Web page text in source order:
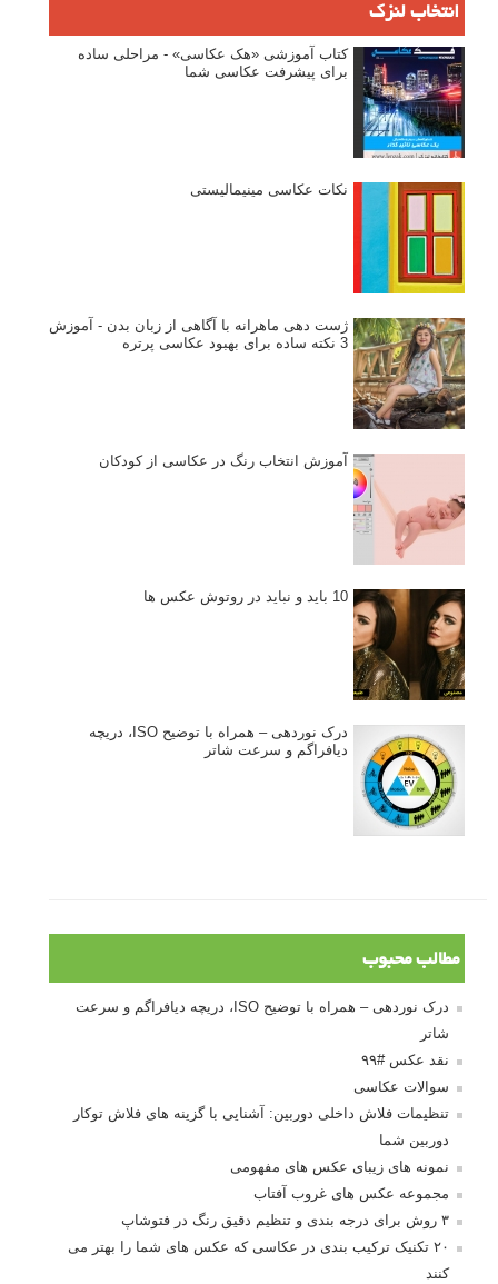
انتخاب لنزک
کتاب آموزشی «هک عکاسی» - مراحلی ساده
برای پیشرفت عکاسی شما
نکات عکاسی مینیمالیستی
ژست دهی ماهرانه با آگاهی از زبان بدن - آموزش
3 نکته ساده برای بهبود عکاسی پرتره
آموزش انتخاب رنگ در عکاسی از کودکان
10 باید و نباید در روتوش عکس ها
درک نوردهی – همراه با توضیح ISO، دریچه
دیافراگم و سرعت شاتر
مطالب محبوب
درک نوردهی – همراه با توضیح ISO، دریچه دیافراگم و سرعت
شاتر
نقد عکس #۹۹
سوالات عکاسی
تنظیمات فلاش داخلی دوربین: آشنایی با گزینه های فلاش توکار
دوربین شما
نمونه های زیبای عکس های مفهومی
مجموعه عکس های غروب آفتاب
۳ روش برای درجه بندی و تنظیم دقیق رنگ در فتوشاپ
۲۰ تکنیک ترکیب بندی در عکاسی که عکس های شما را بهتر می
کنند